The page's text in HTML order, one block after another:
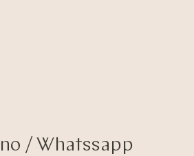
/ Whatssapp